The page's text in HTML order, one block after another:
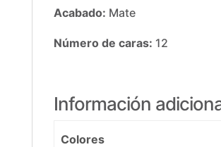
Acabado: Mate
Número de caras: 12
Información
Colores